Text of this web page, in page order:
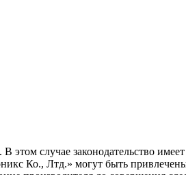
случае законодательство
Ко., Лтд.» могут быть